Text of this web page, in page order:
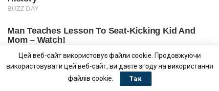
Цей веб-сайт використовує файли cookie. Продовжуючи
використовувати цей веб-сайт, ви даєте згоду на використання
файлів cookie.
Так